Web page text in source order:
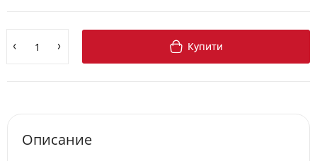
Купити
Описание